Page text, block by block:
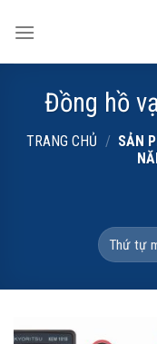
Đồng hồ
TRANG CHỦ / SẢN